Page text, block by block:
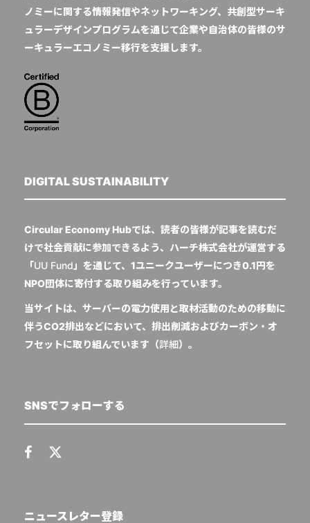
ノミーに関する情報発信やネットワーキング、共創型サーキ
ュラーデザインプログラムを通じて企業や自治体の皆様のサ
ーキュラーエコノミー移行を支援します。
DIGITAL SUSTAINABILITY
Circular Economy Hubでは、読者の皆様が記事を読むだ
けで社会貢献に参加できるよう、ハーチ株式会社が運営する
「UU Fund 」を通じて、1ユニークユーザーにつき0.1円を
NPO団体に寄付する取り組みを行っています。
当サイトは、サーバーの電力使用と取材活動のための移動に
伴うCO2排出などにおいて、排出削減およびカーボン・オ
フセットに取り組んでいます（詳細）。
SNSでフォローする
ニュースレター登録